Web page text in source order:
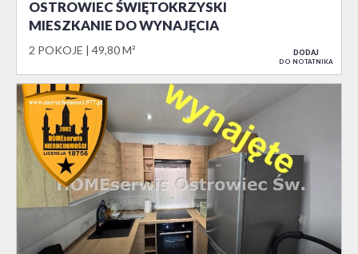
OSTROWIEC ŚWIĘTOKRZYSKI
MIESZKANIE DO WYNAJĘCIA
2 POKOJE 49,80 M² DODAJ
DO NOTATNIKA